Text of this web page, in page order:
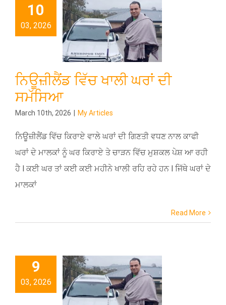
10
03, 2026
ਨਿਊਜ਼ੀਲੈਂਡ ਵਿੱਚ ਖਾਲੀ ਘਰਾਂ ਦੀ
ਸਮੱਸਿਆ
March 10th, 2026 My Articles
ਨਿਊਜ਼ੀਲੈਂਡ ਵਿੱਚ ਕਿਰਾਏ ਵਾਲੇ ਘਰਾਂ ਦੀ ਗਿਣਤੀ ਵਧਣ ਨਾਲ ਕਾਫੀ
ਘਰਾਂ ਦੇ ਮਾਲਕਾਂ ਨੂੰ ਘਰ ਕਿਰਾਏ ਤੇ ਚਾੜਨ ਵਿੱਚ ਮੁਸ਼ਕਲ ਪੇਸ਼ ਆ ਰਹੀ
ਹੈ l ਕਈ ਘਰ ਤਾਂ ਕਈ ਕਈ ਮਹੀਨੇ ਖਾਲੀ ਰਹਿ ਰਹੇ ਹਨ l ਜਿੱਥੇ ਘਰਾਂ ਦੇ
ਮਾਲਕਾਂ
Read More
9
03, 2026